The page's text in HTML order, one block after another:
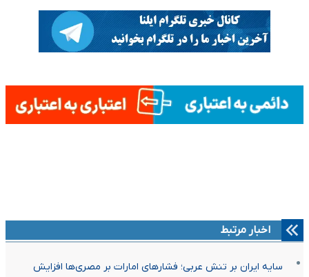
اخبار مرتبط
سایه ایران بر تنش عربی؛ فشارهای امارات بر مصری‌ها افزایش